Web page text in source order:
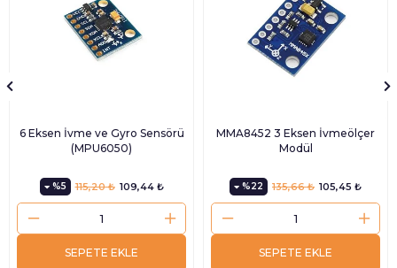
6 Eksen İvme ve Gyro Sensörü
(MPU6050)
%5 109,44 ₺
115,20 ₺
SEPETE EKLE
MMA8452 3 Eksen İvmeölçer
Modül
%22 105,45 ₺
135,66 ₺
SEPETE EKLE